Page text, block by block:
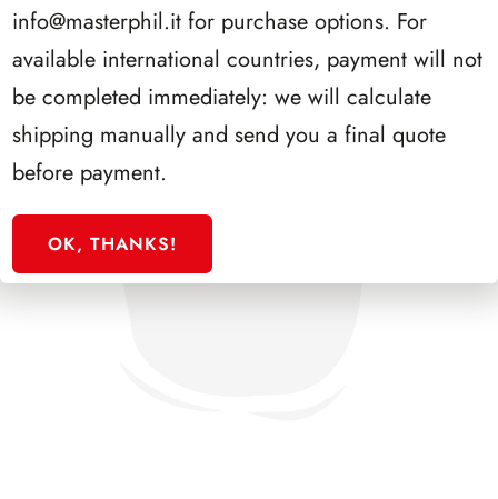
info@masterphil.it for purchase options. For
available international countries, payment will not
be completed immediately: we will calculate
shipping manually and send you a final quote
before payment.
OK, THANKS!